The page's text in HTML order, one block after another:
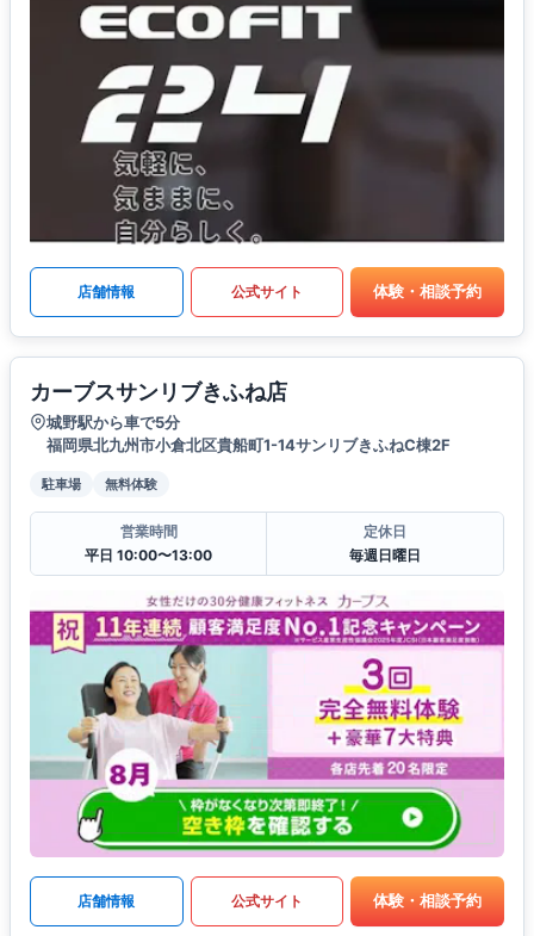
店舗情報 公式サイト 体験・相談予約
カーブスサンリブきふね店
城野駅から車で5分
福岡県北九州市小倉北区貴船町1-14サンリブきふねC棟2F
駐車場 無料体験
営業時間
平日 10:00〜13:00
定休日
毎週日曜日
店舗情報 公式サイト 体験・相談予約